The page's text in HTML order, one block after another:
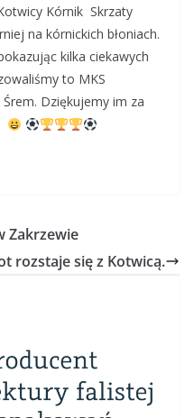
Kórnik Skrzaty
na kórnickich błoniach.
kilka ciekawych
to MKS
Dziękujemy im za
Zakrzewie
rozstaje się z Kotwicą.